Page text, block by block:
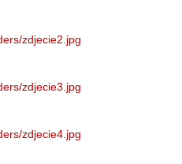
zdjecie2.jpg
zdjecie3.jpg
zdjecie4.jpg